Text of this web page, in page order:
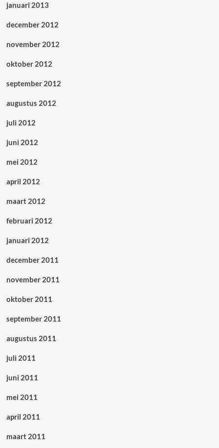
januari 2013
december 2012
november 2012
oktober 2012
september 2012
augustus 2012
juli 2012
juni 2012
mei 2012
april 2012
maart 2012
februari 2012
januari 2012
december 2011
november 2011
oktober 2011
september 2011
augustus 2011
juli 2011
juni 2011
mei 2011
april 2011
maart 2011